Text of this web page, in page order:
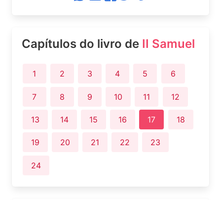
Capítulos do livro de II Samuel
1 2 3 4 5 6
7 8 9 10 11 12
13 14 15 16 17 18
19 20 21 22 23
24